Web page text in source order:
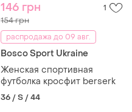
146 грн 1
154 грн
распродажа до 09 авг.
Bosco Sport Ukraine
Женская спортивная
футболка кросфит berserk
36 / S / 44